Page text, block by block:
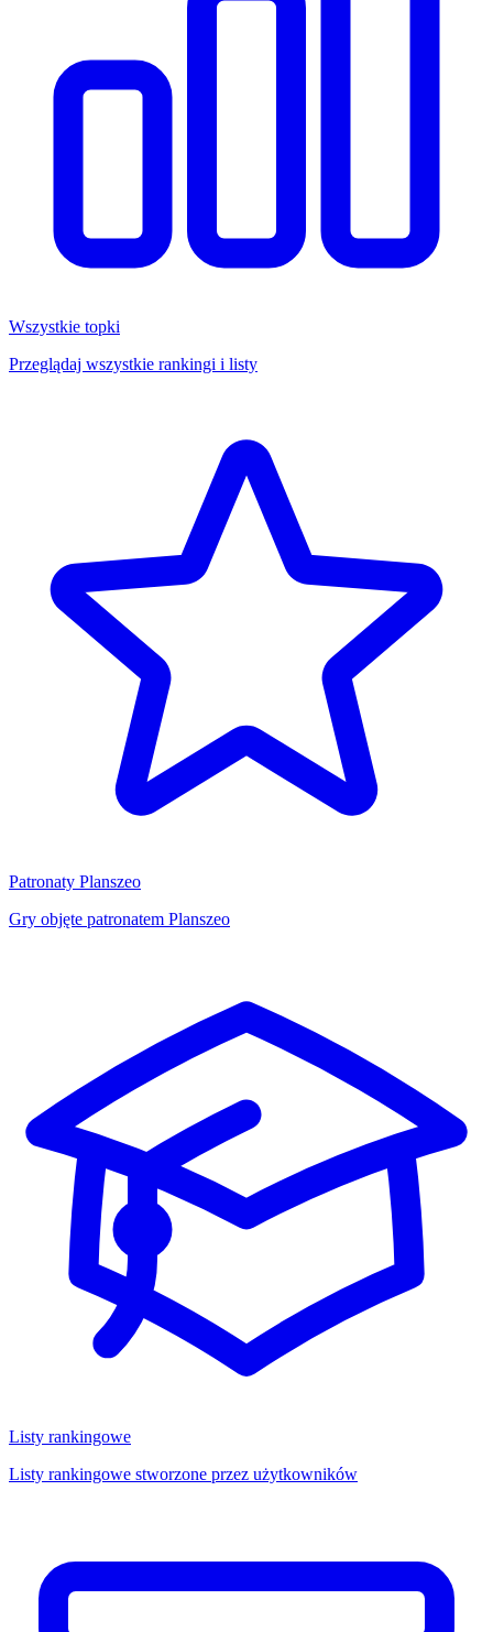
Wszystkie topki
Przeglądaj wszystkie rankingi i listy
Patronaty Planszeo
Gry objęte patronatem Planszeo
Listy rankingowe
Listy rankingowe stworzone przez użytkowników